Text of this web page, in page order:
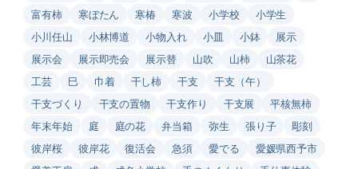
富有柿
寒ぼたん 寒椿 寒波 小学校
小学生
小川任山
小林博道 小物入れ 小皿 小鉢
展示
展示会
展示即売会 展示替 山吹 山柿
山茶花
工芸
巳 巾着 干し柿 干支
干支（午）
干支づくり
干支の置物 干支作り 干支展
平核無柿
年末年始
庭 庭の花 弁当箱 弥生 張り子
彫刻
彼岸桜
彼岸花 復活会 急須 愛でる
愛媛県西予市